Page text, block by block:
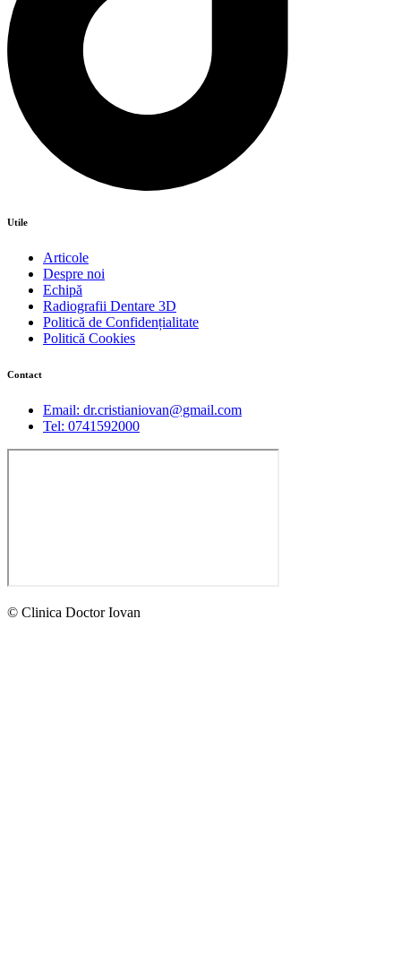
Utile
Articole
Despre noi
Echipă
Radiografii Dentare 3D
Politică de Confidențialitate
Politică Cookies
Contact
Email: dr.cristianiovan@gmail.com
Tel: 0741592000
© Clinica Doctor Iovan